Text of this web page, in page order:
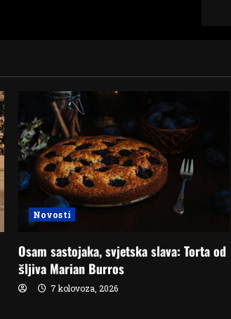
Novosti
Osam sastojaka, svjetska slava: Torta od
šljiva Marian Burros
7 kolovoza, 2026